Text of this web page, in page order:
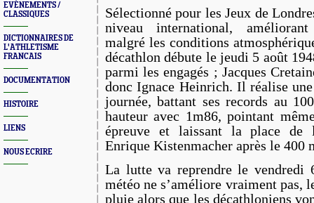
EVÈNEMENTS /
CLASSIQUES
DICTIONNAIRES DE
L'ATHLETISME
FRANCAIS
DOCUMENTATION
HISTOIRE
LIENS
NOUS ECRIRE
Sélectionné pour les Jeux de
niveau international,
malgré les conditions
décathlon débute le jeudi 5 août
parmi les engagés ; Jacques
donc Ignace Heinrich. Il réalise
journée, battant ses records au
hauteur avec 1m86, pointant
épreuve et laissant la place de
Enrique Kistenmacher après le 400
La lutte va reprendre le vendredi
météo ne s’améliore vraiment pas,
pluie alors que les décathloniens